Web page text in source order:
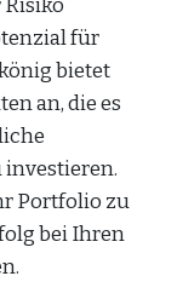
für
bietet
an, die es
Portfolio zu
bei Ihren